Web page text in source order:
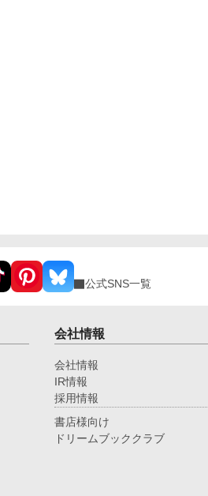
公式SNS一覧
会社情報
会社情報
IR情報
採用情報
書店様向け
ドリームブッククラブ